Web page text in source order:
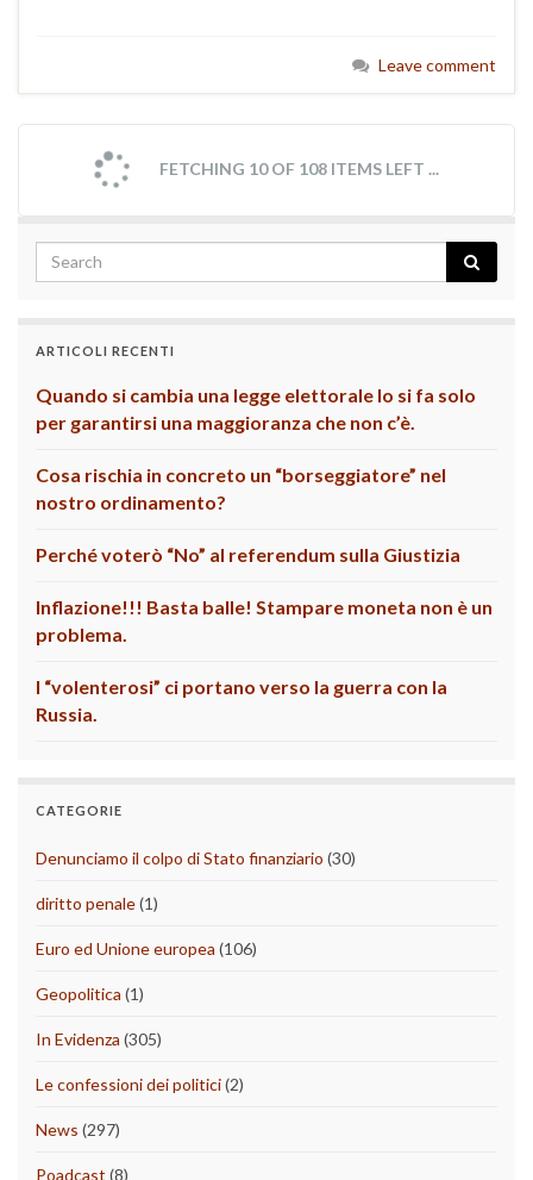
Leave comment
FETCHING 10 OF 108 ITEMS LEFT ...
ARTICOLI RECENTI
Quando si cambia una legge elettorale lo si fa solo
per garantirsi una maggioranza che non c’è.
Cosa rischia in concreto un “borseggiatore” nel
nostro ordinamento?
Perché voterò “No” al referendum sulla Giustizia
Inflazione!!! Basta balle! Stampare moneta non è un
problema.
I “volenterosi” ci portano verso la guerra con la
Russia.
CATEGORIE
Denunciamo il colpo di Stato finanziario (30)
diritto penale(1)
Euro ed Unione europea (106)
Geopolitica (1)
In Evidenza (305)
Le confessioni dei politici(2)
News (297)
Poadcast (8)